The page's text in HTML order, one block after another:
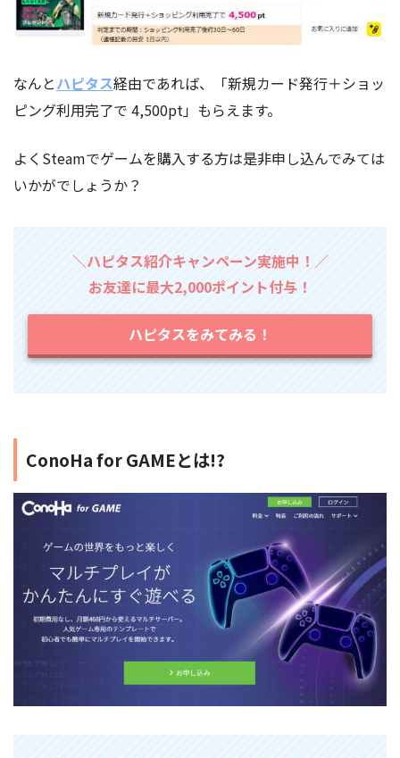
なんとハピタス経由であれば、「新規カード発行＋ショッ
ピング利用完了で 4,500pt」もらえます。
よくSteamでゲームを購入する方は是非申し込んでみては
いかがでしょうか？
＼ハピタス紹介キャンペーン実施中！／
お友達に最大2,000ポイント付与！
ハピタスをみてみる！
ConoHa for GAMEとは!?